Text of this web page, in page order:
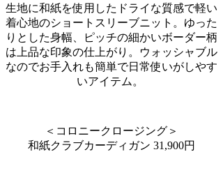
生地に和紙を使用したドライな質感で軽い
着心地のショートスリーブニット。ゆった
りとした身幅、ピッチの細かいボーダー柄
は上品な印象の仕上がり。ウォッシャブル
なのでお手入れも簡単で日常使いがしやす
いアイテム。
＜コロニークロージング＞
和紙クラブカーディガン 31,900円